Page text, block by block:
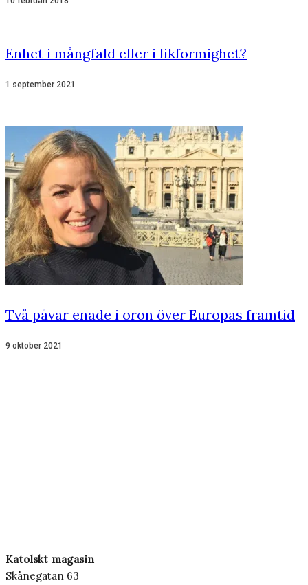
Enhet i mångfald eller i likformighet?
1 september 2021
Två påvar enade i oron över Europas framtid
9 oktober 2021
Katolskt magasin
Skånegatan 63